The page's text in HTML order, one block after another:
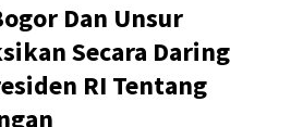
Dan Unsur
Secara Daring
RI Tentang